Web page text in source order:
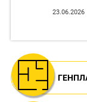
23.06.2026